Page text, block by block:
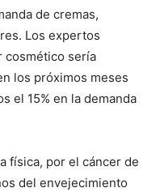
de cremas,
Los expertos
cosmético sería
los próximos meses
el 15% en la demanda
física, por el cáncer de
del envejecimiento